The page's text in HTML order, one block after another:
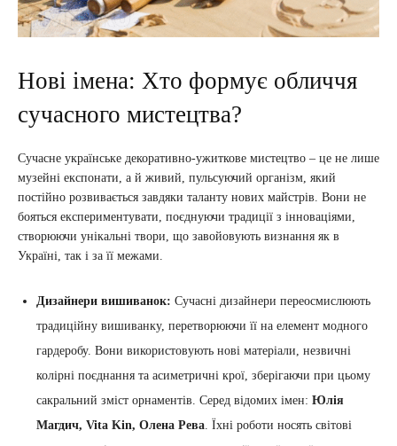
Нові імена: Хто формує обличчя
сучасного мистецтва?
Сучасне українське декоративно-ужиткове мистецтво – це не лише
музейні експонати, а й живий, пульсуючий організм, який
постійно розвивається завдяки таланту нових майстрів. Вони не
бояться експериментувати, поєднуючи традиції з інноваціями,
створюючи унікальні твори, що завойовують визнання як в
Україні, так і за її межами.
Дизайнери вишиванок: Сучасні дизайнери переосмислюють
традиційну вишиванку, перетворюючи її на елемент модного
гардеробу. Вони використовують нові матеріали, незвичні
колірні поєднання та асиметричні крої, зберігаючи при цьому
сакральний зміст орнаментів. Серед відомих імен: Юлія
Магдич, Vita Kin, Олена Рева. Їхні роботи носять світові